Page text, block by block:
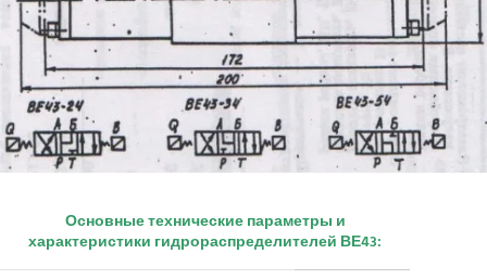
Основные технические параметры и
характеристики гидрораспределителей ВЕ43: